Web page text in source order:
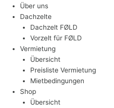
Über uns
Dachzelte
Dachzelt FØLD
Vorzelt für FØLD
Vermietung
Übersicht
Preisliste Vermietung
Mietbedingungen
Shop
Übersicht